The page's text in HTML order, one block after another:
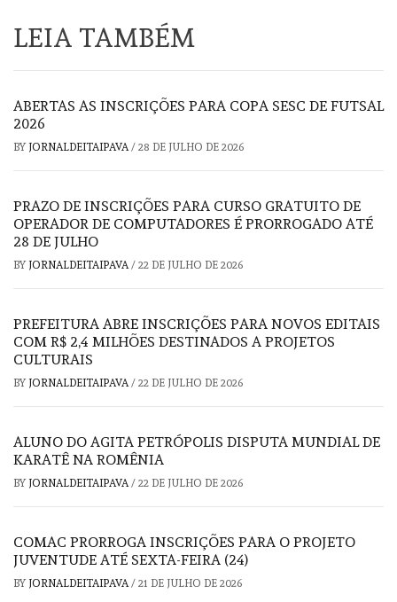
LEIA TAMBÉM
ABERTAS AS INSCRIÇÕES PARA COPA SESC DE FUTSAL
2026
BY JORNALDEITAIPAVA / 28 DE JULHO DE 2026
PRAZO DE INSCRIÇÕES PARA CURSO GRATUITO DE
OPERADOR DE COMPUTADORES É PRORROGADO ATÉ
28 DE JULHO
BY JORNALDEITAIPAVA / 22 DE JULHO DE 2026
PREFEITURA ABRE INSCRIÇÕES PARA NOVOS EDITAIS
COM R$ 2,4 MILHÕES DESTINADOS A PROJETOS
CULTURAIS
BY JORNALDEITAIPAVA / 22 DE JULHO DE 2026
ALUNO DO AGITA PETRÓPOLIS DISPUTA MUNDIAL DE
KARATÊ NA ROMÊNIA
BY JORNALDEITAIPAVA / 22 DE JULHO DE 2026
COMAC PRORROGA INSCRIÇÕES PARA O PROJETO
JUVENTUDE ATÉ SEXTA-FEIRA (24)
BY JORNALDEITAIPAVA / 21 DE JULHO DE 2026